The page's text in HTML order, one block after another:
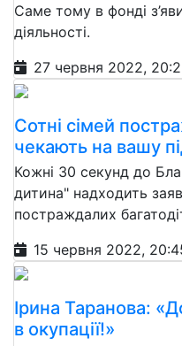
Саме тому в фонді
діяльності.
27 червня 2022,
Сотні сімей
чекають на вашу
Кожні 30 секунд до
дитина" надходить
постраждалих
15 червня 2022,
Ірина Таранова:
в окупації!»